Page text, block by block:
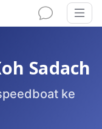
Sadach
ke